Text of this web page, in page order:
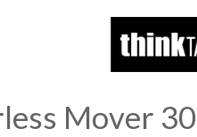
Mover 30